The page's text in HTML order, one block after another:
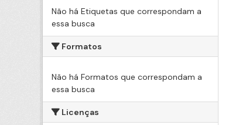
Não há Etiquetas que correspondam a
essa busca
Formatos
Não há Formatos que correspondam a
essa busca
Licenças